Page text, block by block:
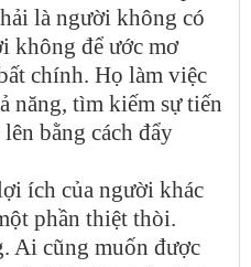
là người không có
không để ước mơ
chính. Họ làm việc
năng, tìm kiếm sự tiến
bằng cách đẩy
ích của người khác
phần thiệt thòi.
Ai cũng muốn được